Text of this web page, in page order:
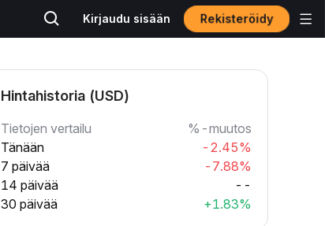
Kirjaudu sisään Rekisteröidy
Hintahistoria (USD)
Tietojen vertailu
%-muutos
Tänään
-2.45%
7 päivää
-7.88%
14 päivää
--
30 päivää
+1.83%